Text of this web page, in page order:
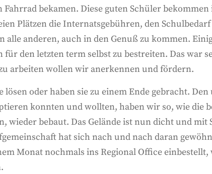
bekamen. Diese guten Schüler
Plätzen die Internatsgebühren, den
anderen, auch in den Genuß zu kommen.
den letzten term selbst zu bestreiten. Das war
arbeiten wollen wir anerkennen und fördern.
oder haben sie zu einem Ende gebracht.
konnten und wollten, haben wir so, wie die
wieder bebaut. Das Gelände ist nun dicht und
hat sich nach und nach daran
Monat nochmals ins Regional Office